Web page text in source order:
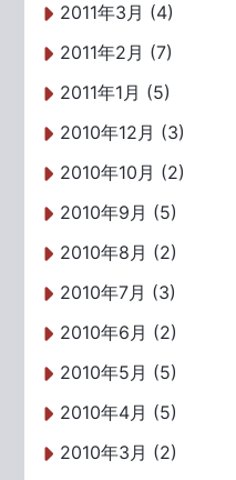
2011年3月 (4)
2011年2月 (7)
2011年1月 (5)
2010年12月 (3)
2010年10月 (2)
2010年9月 (5)
2010年8月 (2)
2010年7月 (3)
2010年6月 (2)
2010年5月 (5)
2010年4月 (5)
2010年3月 (2)